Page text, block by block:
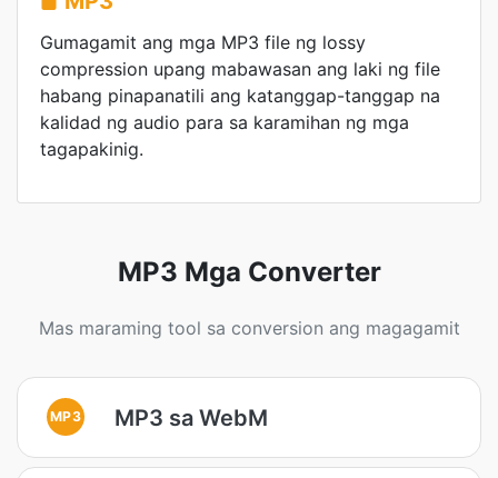
Gumagamit ang mga MP3 file ng lossy
compression upang mabawasan ang laki ng file
habang pinapanatili ang katanggap-tanggap na
kalidad ng audio para sa karamihan ng mga
tagapakinig.
MP3 Mga Converter
Mas maraming tool sa conversion ang magagamit
MP3 MP3 sa WebM